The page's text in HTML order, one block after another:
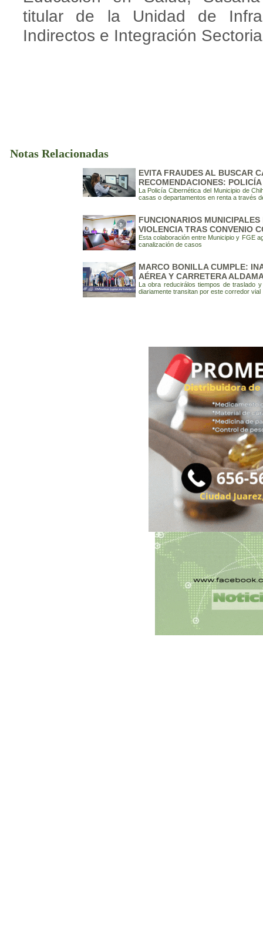
titular de la Unidad de
Indirectos e Integración
Notas Relacionadas
EVITA FRAUDES AL BUSCAR
RECOMENDACIONES:
La Policía Cibernética del Municipio de
casas o departamentos en renta a través
FUNCIONARIOS
VIOLENCIA TRAS CONVENIO
Esta colaboración entre Municipio y FGE
canalización de casos
MARCO BONILLA CUMPLE:
AÉREA Y CARRETERA
La obra reducirálos tiempos de traslado
diariamente transitan por este corredor vial